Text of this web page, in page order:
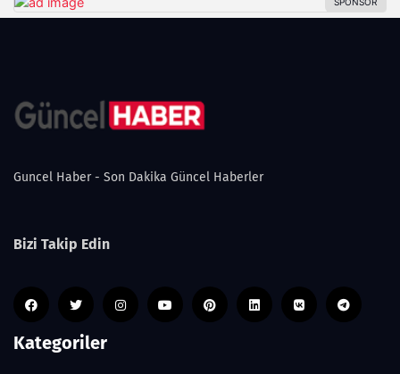
Guncel Haber - Son Dakika Güncel Haberler
Bizi Takip Edin
Kategoriler